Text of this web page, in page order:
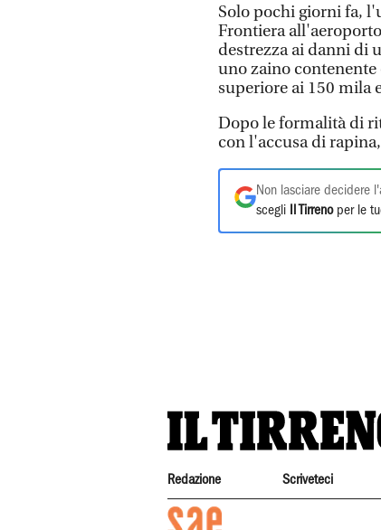
Solo pochi giorni fa,
Frontiera
destrezza ai danni di
uno zaino
superiore ai 150 mila
Dopo le formalità di
con l'accusa di
Non lasciare decidere
scegli
Il Tirrenoper le
Redazione Scriveteci